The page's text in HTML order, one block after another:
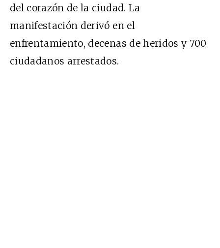
del corazón de la ciudad. La
manifestación derivó en el
enfrentamiento, decenas de heridos y 700
ciudadanos arrestados.